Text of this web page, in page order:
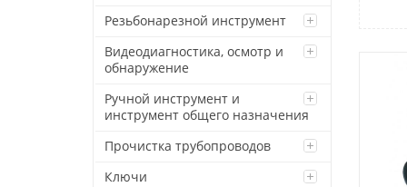
Резьбонарезной инструмент
Видеодиагностика, осмотр и
обнаружение
Ручной инструмент и
инструмент общего назначения
Прочистка трубопроводов
Ключи